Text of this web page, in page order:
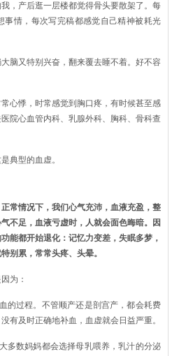
，产后逛一层楼都觉得骨头要散架了。每
事情，每次写完稿都感觉自己精神被耗光
脑又特别兴奋，翻来覆去睡不着。好不容
心悸，时常感觉到胸口疼，有时候甚至感
院心血管内科、乳腺外科、胸科、骨科查
典型的血虚。
常情况下，我们心气充沛，血液充盈，整
不足，血液亏虚时，人就会面色晦暗。因
能都开始退化：记忆力变差，失眠多梦，
别累，常常头疼、头晕。
为：
的过程。不管顺产还是剖宫产，都会耗费
有及时正确地补血，血虚就会日益严重。
多数妈妈都会选择母乳喂养，乳汁的分泌